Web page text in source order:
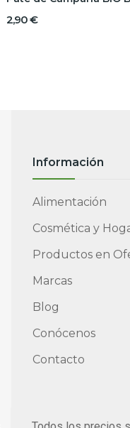
2,90 €
Información
Alimentación
Cosmética y
Productos en
Marcas
Blog
Conócenos
Contacto